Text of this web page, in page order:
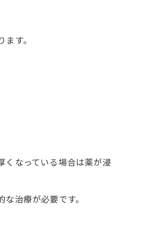
す。
くなっている場合は薬が浸
治療が必要です。